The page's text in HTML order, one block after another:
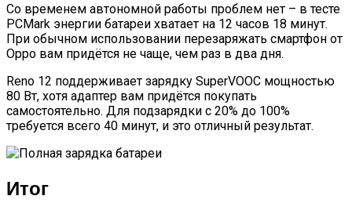
Со временем автономной работы проблем нет – в тесте
PCMark энергии батареи хватает на 12 часов 18 минут.
При обычном использовании перезаряжать смартфон от
Oppo вам придётся не чаще, чем раз в два дня.
Reno 12 поддерживает зарядку SuperVOOC мощностью
80 Вт, хотя адаптер вам придётся покупать
самостоятельно. Для подзарядки с 20% до 100%
требуется всего 40 минут, и это отличный результат.
Итог